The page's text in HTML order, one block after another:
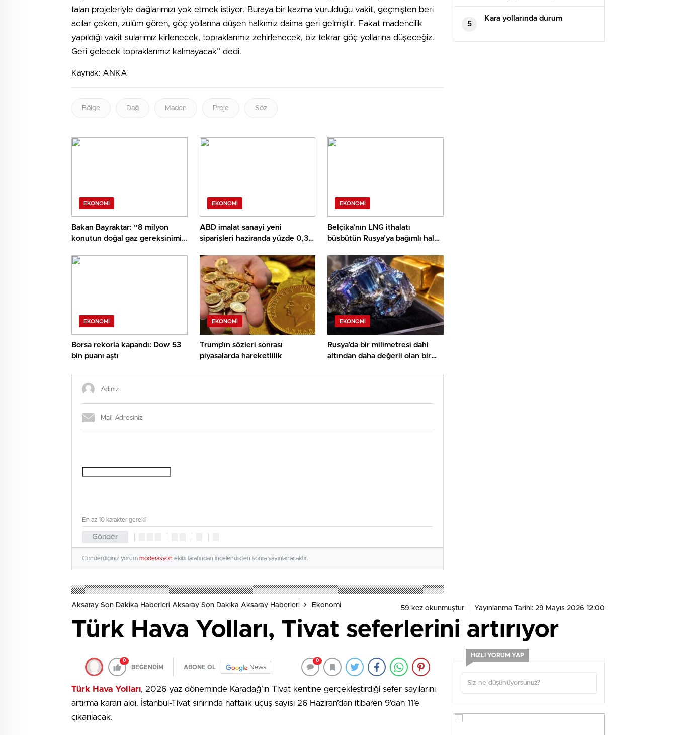
talan projeleriyle dağlarımızı yok etmek istiyor. Buraya bir kazma vurulduğu vakit, geçmişten beri
acılar çeken, zulüm gören, göç yollarına düşen halkımız daima geri gelmiştir. Fakat madencilik
yapıldığı vakit sularımız kirlenecek, topraklarımız zehirlenecek, biz tekrar göç yollarına düşeceğiz.
Geri gelecek topraklarımız kalmayacak” dedi.
Kaynak: ANKA
Bölge Dağ Maden Proje Söz
EKONOMI
Bakan Bayraktar: “8 milyon
konutun doğal gaz gereksinimi
sağlanacak”
EKONOMI
ABD imalat sanayi yeni
siparişleri haziranda yüzde 0,3
EKONOMI
Belçika’nın LNG ithalatı
büsbütün Rusya’ya bağımlı hale
EKONOMI
Borsa rekorla kapandı: Dow 53
bin puanı aştı
EKONOMI
Trump’ın sözleri sonrası
piyasalarda hareketlilik
EKONOMI
Rusya’da bir milimetresi dahi
altından daha değerli olan bir
Gönder
En az 10 karakter gerekli
Gönderdiğiniz yorum moderasyon ekibi tarafından incelendikten sonra yayınlanacaktır.
5
Kara yollarında durum
Aksaray Son Dakika Haberleri Aksaray Son Dakika Aksaray Haberleri Ekonomi 59 kez okunmuştur Yayınlanma Tarihi: 29 Mayıs 2026 12:00
Türk Hava Yolları, Tivat seferlerini artırıyor
0
BEĞENDİM ABONE OL News
0
Türk Hava Yolları, 2026 yaz döneminde Karadağ’ın Tivat kentine gerçekleştirdiği sefer sayılarını
artırma kararı aldı. İstanbul-Tivat sınırında haftalık uçuş sayısı 26 Haziran’dan itibaren 9’dan 11’e
çıkarılacak.
HIZLI YORUM YAP